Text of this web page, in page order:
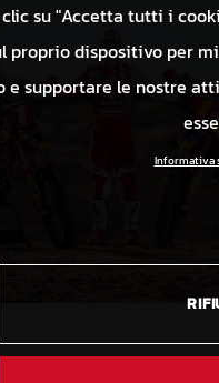
clic su "Accetta tutti i
proprio dispositivo per
e supportare le nostre
Informativa